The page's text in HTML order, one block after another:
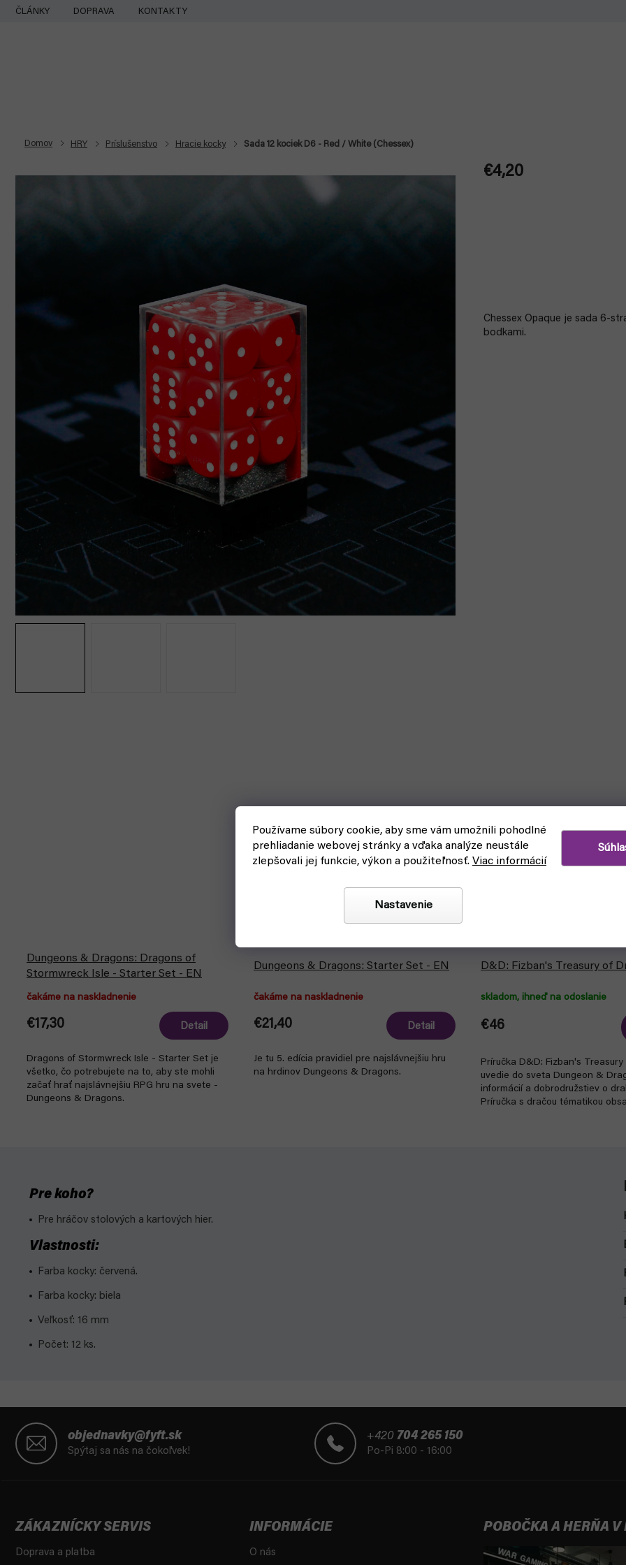
Používame súbory cookie, aby sme vám umožnili pohodlné
prehliadanie webovej stránky a vďaka analýze neustále
zlepšovali jej funkcie, výkon a použiteľnosť. Viac informácií
Nastavenie
Prejsť
ČLÁNKY DOPRAVA KONTAKTY
Domov HRY Príslušenstvo Hracie kocky Sada 12 kociek D6 - Red / White (Chessex)
€4,20
Chessex Opaque je sada 6-
bodkami.
Dungeons & Dragons: Dragons of
Stormwreck Isle - Starter Set - EN
čakáme na naskladnenie
€17,30 Detail
Dragons of Stormwreck Isle - Starter Set je
všetko, čo potrebujete na to, aby ste mohli
začať hrať najslávnejšiu RPG hru na svete -
Dungeons & Dragons.
Dungeons & Dragons: Starter Set - EN
čakáme na naskladnenie
€21,40 Detail
Je tu 5. edícia pravidiel pre najslávnejšiu hru
na hrdinov Dungeons & Dragons.
D&D: Fizban's Treasury of
skladom, ihneď na odoslanie
€46
Príručka D&D: Fizban's
uvedie do sveta Dungeon &
informácií a dobrodružstiev o
Príručka s dračou tématikou
Pre koho?
Pre hráčov stolových a kartových hier.
Vlastnosti:
Farba kocky: červená.
Farba kocky: biela
Veľkosť: 16 mm
Počet: 12 ks.
objednavky@fyft.sk
Spýtaj sa nás na čokoľvek!
+420 704 265 150
Po-Pi 8:00 - 16:00
ZÁKAZNÍCKY SERVIS
Doprava a platba
INFORMÁCIE
O nás
POBOČKA A HERŇA V